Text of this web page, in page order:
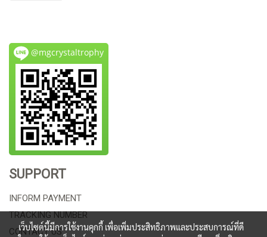
@mgcrystaltrophy
SUPPORT
INFORM PAYMENT
TRACKING NUMBER
CONTACT US
เว็บไซต์นี้มีการใช้งานคุกกี้ เพื่อเพิ่มประสิทธิภาพและประสบการณ์ที่ดี